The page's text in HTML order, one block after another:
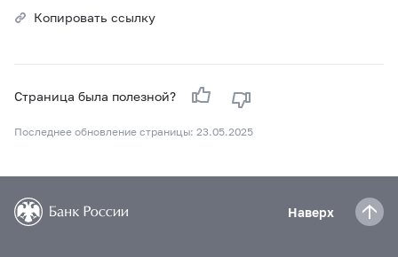
Копировать ссылку
Страница была полезной?
Последнее обновление страницы: 23.05.2025
Наверх